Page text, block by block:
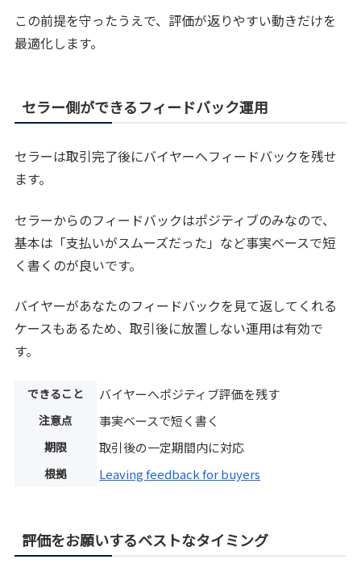
この前提を守ったうえで、評価が返りやすい動きだけを
最適化します。
セラー側ができるフィードバック運用
セラーは取引完了後にバイヤーへフィードバックを残せ
ます。
セラーからのフィードバックはポジティブのみなので、
基本は「支払いがスムーズだった」など事実ベースで短
く書くのが良いです。
バイヤーがあなたのフィードバックを見て返してくれる
ケースもあるため、取引後に放置しない運用は有効で
す。
できること バイヤーへポジティブ評価を残す
注意点 事実ベースで短く書く
期限 取引後の一定期間内に対応
根拠 Leaving feedback for buyers
評価をお願いするベストなタイミング